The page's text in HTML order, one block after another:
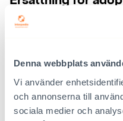
Denna webbplats
Vi använder
och annonserna till
sociala medier och
Med ersättningen för
som går via Interpedia.
Interpedia i förskott.
fastställts så att det så
de faktiska